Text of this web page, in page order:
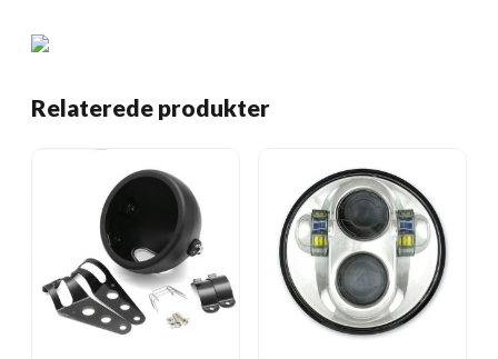
Relaterede produkter